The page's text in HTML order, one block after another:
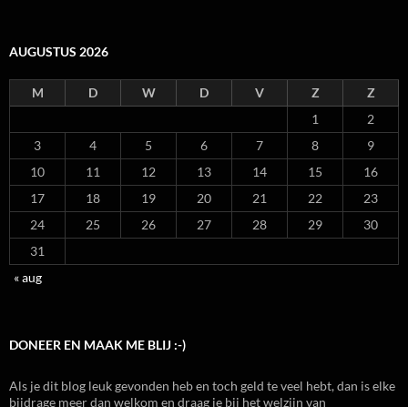
AUGUSTUS 2026
M D W D V Z
Z
1
2
3
4 5 6 7 8
9
10
11 12 13 14 15
16
17
18 19 20 21 22
23
24
25 26 27 28 29
30
31
« aug
DONEER EN MAAK ME BLIJ :-)
Als je dit blog leuk gevonden heb en toch geld te veel hebt, dan is elke
bijdrage meer dan welkom en draag je bij het welzijn van